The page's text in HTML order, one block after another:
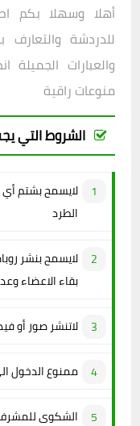
أهلا وسهلا بكم
للدردشة والتعارف
والعبارات
منوعات راقية
الشروط التي
لايسمح بشتم
الطرد
لايسمح بنشر
بقاء الاعضاء
لاتنشر صور أو
ممنوع الدخول
الشكوى